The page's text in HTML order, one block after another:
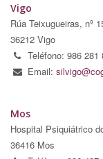
Vigo
Rúa Teixugueiras, nº
36212 Vigo
Teléfono: 986 281
Email:
Mos
Hospital Psiquiátrico
36416 Mos